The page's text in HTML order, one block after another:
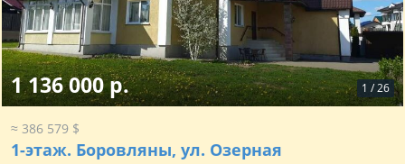
1 /26
1 136 000 р.
≈ 386 579 $
1-этаж. Боровляны, ул. Озерная